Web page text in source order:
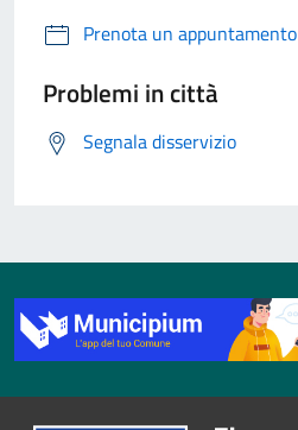
Prenota un appuntamento
Problemi in città
Segnala disservizio